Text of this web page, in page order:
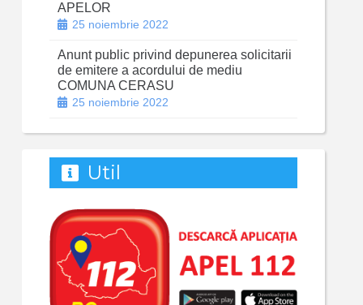
APELOR
25 noiembrie 2022
Anunt public privind depunerea solicitarii
de emitere a acordului de mediu
COMUNA CERASU
25 noiembrie 2022
Util